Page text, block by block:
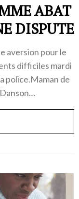
ABAT
DISPUTE
aversion pour le
difficiles mardi
police.Maman de